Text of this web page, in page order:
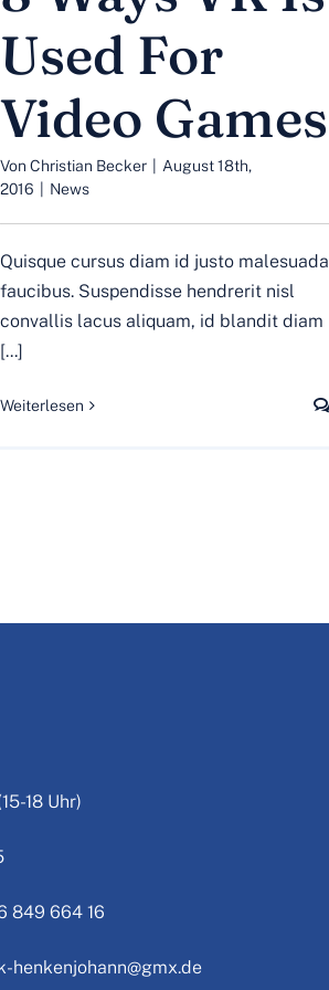
Used For
Video Games
Von Christian Becker
August 18th,
2016
News
Quisque cursus diam id justo malesuada
faucibus. Suspendisse hendrerit nisl
convallis lacus aliquam, id blandit diam
[...]
Weiterlesen
18 Uhr)
849 664 16
henkenjohann@gmx.de